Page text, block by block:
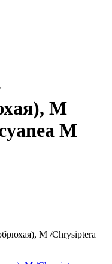
М
М
М /Chrysiptera